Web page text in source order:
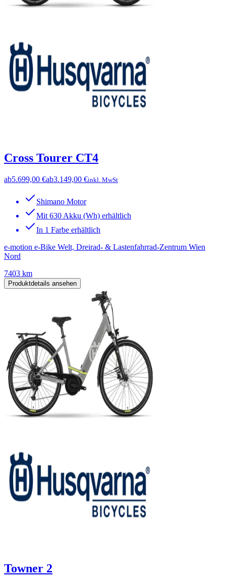
Cross Tourer CT4
ab5.699,00 €ab3.149,00 €inkl. MwSt
Shimano Motor
Mit 630 Akku (Wh) erhältlich
In 1 Farbe erhältlich
e-motion e-Bike Welt, Dreirad- & Lastenfahrrad-Zentrum Wien
Nord
7403 km
Produktdetails ansehen
Towner 2